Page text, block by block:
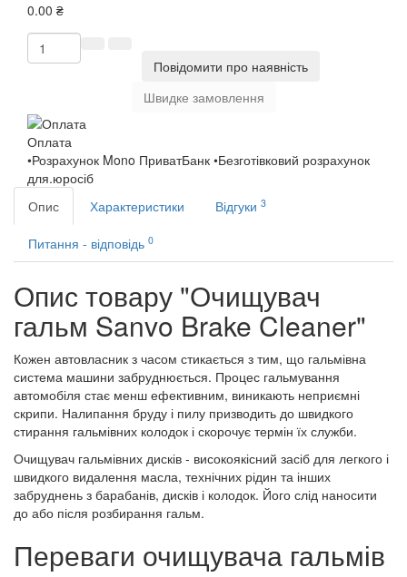
0.00 ₴
Повідомити про наявність
Швидке замовлення
Оплата
•Розрахунок Mono ПриватБанк •Безготівковий розрахунок
для.юросіб
Опис
Характеристики Відгуки 3
Питання - відповідь 0
Опис товару "Очищувач
гальм Sanvo Brake Cleaner"
Кожен автовласник з часом стикається з тим, що гальмівна
система машини забруднюється. Процес гальмування
автомобіля стає менш ефективним, виникають неприємні
скрипи. Налипання бруду і пилу призводить до швидкого
стирання гальмівних колодок і скорочує термін їх служби.
Очищувач гальмівних дисків - високоякісний засіб для легкого і
швидкого видалення масла, технічних рідин та інших
забруднень з барабанів, дисків і колодок. Його слід наносити
до або після розбирання гальм.
Переваги очищувача гальмів